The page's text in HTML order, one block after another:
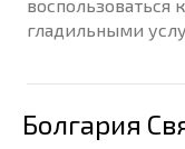
воспользоваться
гладильными
Болгария